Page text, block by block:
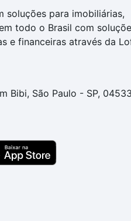
soluções para imobiliárias,
todo o Brasil com
e financeiras através da
Bibi, São Paulo - SP,